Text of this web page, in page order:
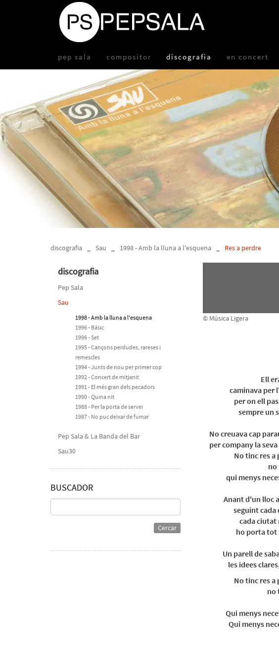
pep sala compositor discografia en concert
discografia Sau 1998 - Amb la lluna a l'esquena Res a perdre
discografia
Pep Sala
Sau
1998 - Amb la lluna a l'esquena
1996 - Bàsic
1996 - Set
1995 - Cançons perdudes, rareses i
remescles
1994 - Junts de nou per primer cop
1992 - Concert de mitjanit
1991 - El més gran dels pecadors
1990 - Quina nit
1988 - Per la porta de servei
1987 - No puc deixar de fumar
Pep Sala & La Banda del Bar
Sau30
BUSCADOR
Cercar
© Música Ligera
Ell
caminava per
per on ell
sempre un
No creuava cap
per company la
No tinc res a
no
qui menys
Anant d'un lloc
seguint cada
cada ciutat
ho porta tot
Un parell de
les idees
No tinc res a
no
Qui menys
Qui menys